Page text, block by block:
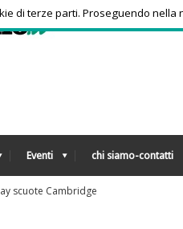
Eventi chi siamo-contatti
a Montreal, Zverev subito eliminato
di terze parti. Proseguendo